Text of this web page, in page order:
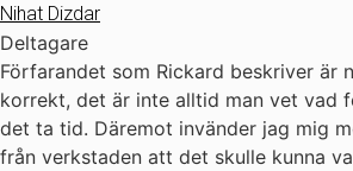
Nihat Dizdar
Deltagare
Förfarandet som Rickard beskriver är
korrekt, det är inte alltid man vet vad
det ta tid. Däremot invänder jag mig
från verkstaden att det skulle kunna